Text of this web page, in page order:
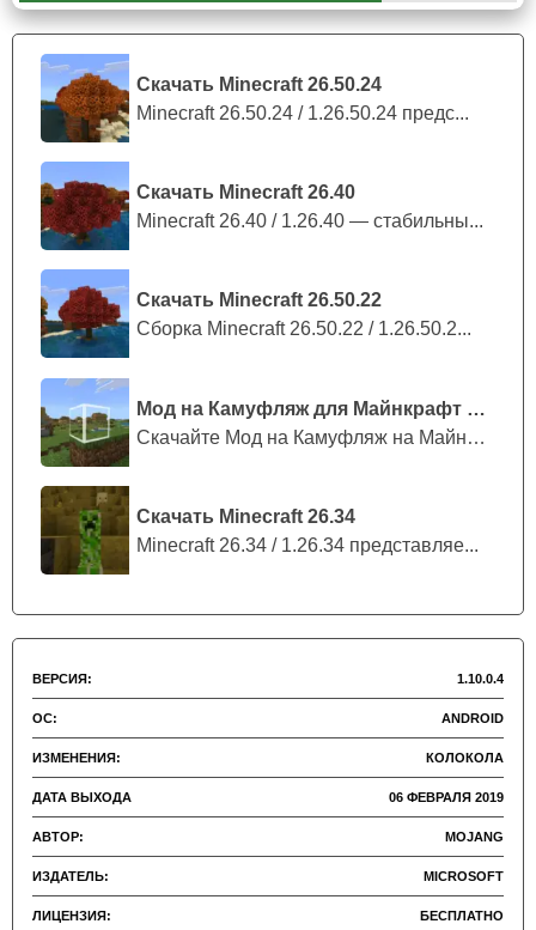
Скачать Minecraft 26.50.24
Minecraft 26.50.24 / 1.26.50.24 предс...
Скачать Minecraft 26.40
Minecraft 26.40 / 1.26.40 — стабильны...
Скачать Minecraft 26.50.22
Сборка Minecraft 26.50.22 / 1.26.50.2...
Мод на Камуфляж для Майнкрафт ПЕ
Скачайте Мод на Камуфляж на Майнкрафт...
Скачать Minecraft 26.34
Minecraft 26.34 / 1.26.34 представляе...
ВЕРСИЯ: 1.10.0.4
ОС: ANDROID
ИЗМЕНЕНИЯ: КОЛОКОЛА
ДАТА ВЫХОДА 06 ФЕВРАЛЯ 2019
АВТОР: MOJANG
ИЗДАТЕЛЬ: MICROSOFT
ЛИЦЕНЗИЯ: БЕСПЛАТНО
раздумий на любого кого встретит.
Аванпосты
которая внесла значительные изменения в генерацию
мира. Одним из главных нововведений стали аванпосты
разбойников.
Базы представляют собой разнообразные комплексы,
состоящие из нескольких зданий, площадей и
оборонительных сооружений.
Уникальность заключается в том, что они заселены
врагами, которые не приветствуют появление геймеров
на своей территории.
Они снабжены луками и клинками. Пользователям
Minecraft PE 1.10.0.4 стоит быть осторожными, вылазки к
аванпостам требуют хорошей подготовки и стратегии.